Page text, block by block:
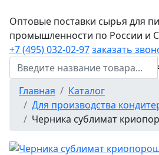
Оптовые поставки сырья для
промышленности по России и
+7 (495) 032-02-97заказать
Главная
Каталог
Для производства
Черника сублимат